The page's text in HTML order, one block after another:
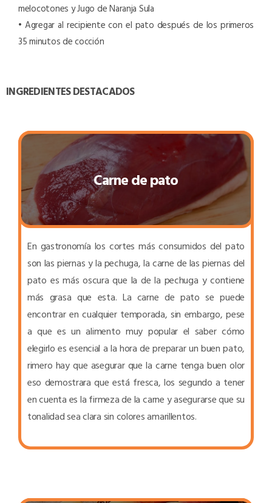
melocotones y Jugo de Naranja Sula
• Agregar al recipiente con el pato después de los primeros
35 minutos de cocción
INGREDIENTES DESTACADOS
Carne de pato
En gastronomía los cortes más consumidos del pato
son las piernas y la pechuga, la carne de las piernas del
pato es más oscura que la de la pechuga y contiene
más grasa que esta. La carne de pato se puede
encontrar en cualquier temporada, sin embargo, pese
a que es un alimento muy popular el saber cómo
elegirlo es esencial a la hora de preparar un buen pato,
rimero hay que asegurar que la carne tenga buen olor
eso demostrara que está fresca, los segundo a tener
en cuenta es la firmeza de la carne y asegurarse que su
tonalidad sea clara sin colores amarillentos.